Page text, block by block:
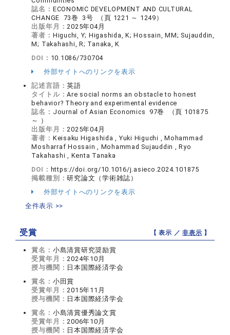
誌名： ECONOMIC DEVELOPMENT AND CULTURAL
CHANGE 73巻 3号 （頁 1221 ～ 1249）
出版年月：2025年04月
著者： Higuchi, Y; Higashida, K; Hossain, MM; Sujauddin,
M; Takahashi, R; Tanaka, K
DOI： 10.1086/730704
外部サイトへのリンクを表示
記述言語：英語
タイトル：Are social norms an obstacle to honest
behavior? Theory and experimental evidence
誌名： Journal of Asian Economics 97巻 （頁 101875
～ ）
出版年月：2025年04月
著者： Keisaku Higashida , Yuki Higuchi , Mohammad
Mosharraf Hossain , Mohammad Sujauddin , Ryo
Takahashi , Kenta Tanaka
DOI： https://doi.org/10.1016/j.asieco.2024.101875
掲載種別：研究論文（学術雑誌）
外部サイトへのリンクを表示
全件表示 >>
受賞 【 表示 ／非表示 】
賞名： 小島清賞研究奨励賞
受賞年月：2024年10月
授与機関： 日本国際経済学会
賞名： 小田賞
受賞年月：2015年11月
授与機関： 日本国際経済学会
賞名： 小島清賞優秀論文賞
受賞年月：2006年10月
授与機関： 日本国際経済学会